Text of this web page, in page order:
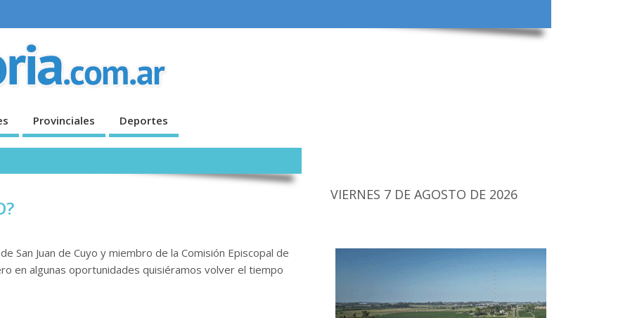
Provinciales Deportes
San Juan de Cuyo y miembro de la Comisión Episcopal de
en algunas oportunidades quisiéramos volver el tiempo
VIERNES 7 DE AGOSTO DE 2026